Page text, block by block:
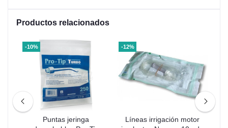
Productos relacionados
-10%
Puntas jeringa
-12%
Líneas irrigación motor